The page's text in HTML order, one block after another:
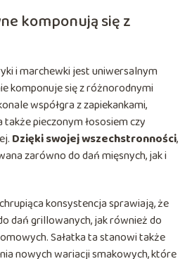
komponują się z
i marchewki jest uniwersalnym
komponuje się z różnorodnymi
współgra z zapiekankami,
pieczonym łososiem czy
Dzięki swojej wszechstronności,
zarówno do dań mięsnych, jak i
konsystencja sprawiają, że
dań grillowanych, jak również do
Sałatka ta stanowi także
nowych wariacji smakowych, które